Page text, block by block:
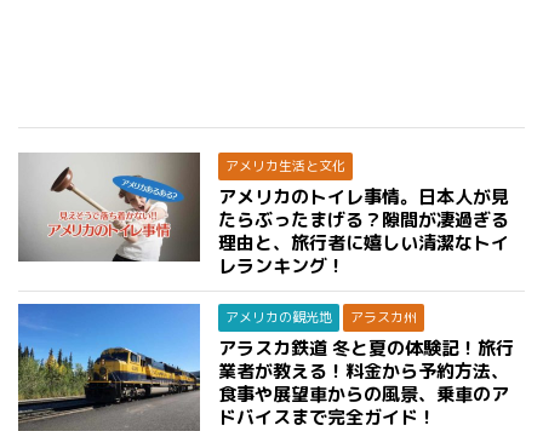
アメリカ生活と文化
アメリカのトイレ事情。日本人が見
たらぶったまげる？隙間が凄過ぎる
理由と、旅行者に嬉しい清潔なトイ
レランキング！
アメリカの観光地 アラスカ州
アラスカ鉄道 冬と夏の体験記！旅行
業者が教える！料金から予約方法、
食事や展望車からの風景、乗車のア
ドバイスまで完全ガイド！